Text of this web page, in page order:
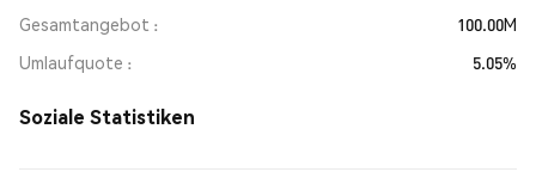
Gesamtangebot
100.00M
Umlaufquote
5.05%
Soziale Statistiken